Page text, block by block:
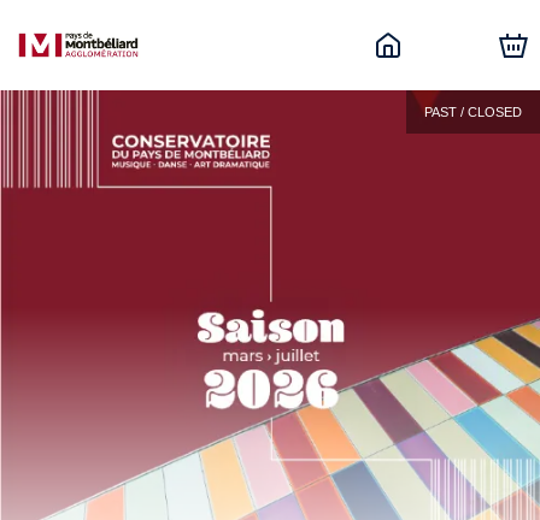
PAST / CLOSED